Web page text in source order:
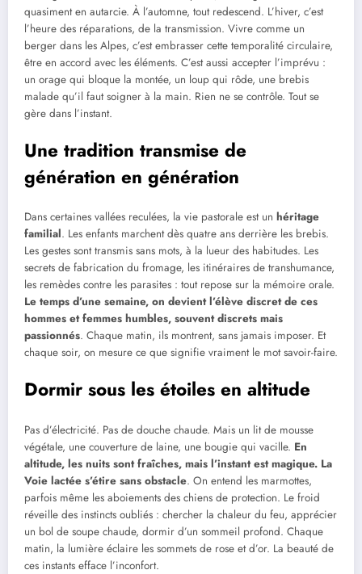
quasiment en autarcie. À l’automne, tout redescend. L’hiver, c’est
l’heure des réparations, de la transmission. Vivre comme un
berger dans les Alpes, c’est embrasser cette temporalité circulaire,
être en accord avec les éléments. C’est aussi accepter l’imprévu :
un orage qui bloque la montée, un loup qui rôde, une brebis
malade qu’il faut soigner à la main. Rien ne se contrôle. Tout se
gère dans l’instant.
Une tradition transmise de
génération en génération
Dans certaines vallées reculées, la vie pastorale est un héritage
familial. Les enfants marchent dès quatre ans derrière les brebis.
Les gestes sont transmis sans mots, à la lueur des habitudes. Les
secrets de fabrication du fromage, les itinéraires de transhumance,
les remèdes contre les parasites : tout repose sur la mémoire orale.
Le temps d’une semaine, on devient l’élève discret de ces
hommes et femmes humbles, souvent discrets mais
passionnés. Chaque matin, ils montrent, sans jamais imposer. Et
chaque soir, on mesure ce que signifie vraiment le mot savoir-faire.
Dormir sous les étoiles en altitude
Pas d’électricité. Pas de douche chaude. Mais un lit de mousse
végétale, une couverture de laine, une bougie qui vacille. En
altitude, les nuits sont fraîches, mais l’instant est magique. La
Voie lactée s’étire sans obstacle. On entend les marmottes,
parfois même les aboiements des chiens de protection. Le froid
réveille des instincts oubliés : chercher la chaleur du feu, apprécier
un bol de soupe chaude, dormir d’un sommeil profond. Chaque
matin, la lumière éclaire les sommets de rose et d’or. La beauté de
ces instants efface l’inconfort.